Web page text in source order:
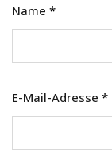
Name *
E-Mail-Adresse *